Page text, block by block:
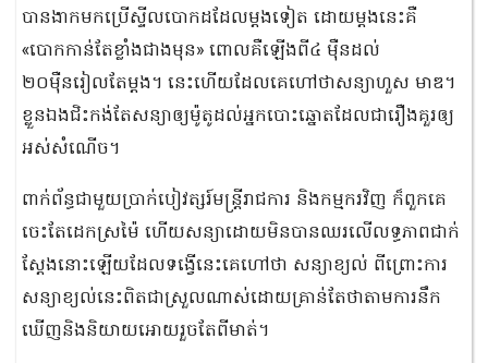
បានងាកមកប្រើស្ទីលបោកដដែលម្តងទៀត ដោយម្តងនេះគឺ
«បោកកាន់តែខ្លាំងជាងមុន» ពោលគឺឡើងពី៤ ម៉ឺនដល់
២០ម៉ឺនរៀលតែម្តង។ នេះហើយដែលគេហៅថាសន្យាហួស មាឌ។
ខ្លួនឯងជិះកង់តែសន្យាឲ្យម៉ូតូដល់អ្នកបោះឆ្នោតដែលជារឿងគួរឲ្យ
អស់សំណើច។
ពាក់ព័ន្ធជាមួយប្រាក់បៀវត្សរ៍មន្ត្រីរាជការ និងកម្មករវិញ ក៏ពួកគេ
ចេះតែដេកស្រម៉ៃ ហើយសន្យាដោយមិនបានឈរលើលទ្ធភាពជាក់
ស្តែងនោះឡើយដែលទង្វើនេះគេហៅថា សន្យាខ្យល់ ពីព្រោះការ
សន្យាខ្យល់នេះពិតជាស្រួលណាស់ដោយគ្រាន់តែថាតាមការនឹក
ឃើញនិងនិយាយអោយរួចតែពីមាត់។